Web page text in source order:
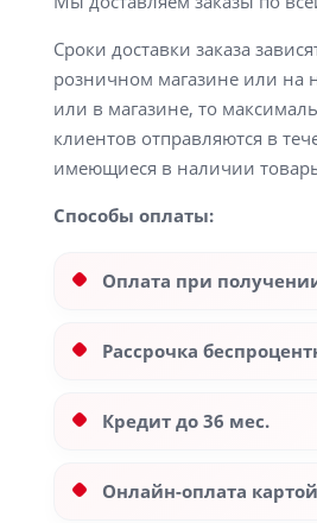
Сроки доставки заказа
розничном магазине или на
или в магазине, то
клиентов отправляются в
имеющиеся в наличии
Способы оплаты:
Оплата при
Рассрочка
Кредит до 36 мес.
Онлайн-оплата картой